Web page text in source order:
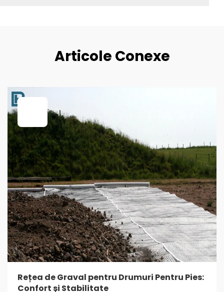
Articole Conexe
Rețea de Graval pentru Drumuri Pentru Pies:
Confort și Stabilitate